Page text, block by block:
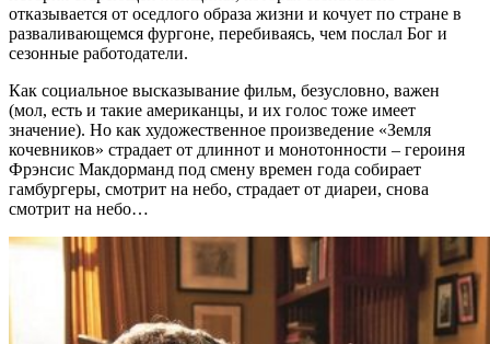
отказывается от оседлого образа жизни и кочует по стране в
разваливающемся фургоне, перебиваясь, чем послал Бог и
сезонные работодатели.
Как социальное высказывание фильм, безусловно, важен
(мол, есть и такие американцы, и их голос тоже имеет
значение). Но как художественное произведение «Земля
кочевников» страдает от длиннот и монотонности – героиня
Фрэнсис Макдорманд под смену времен года собирает
гамбургеры, смотрит на небо, страдает от диареи, снова
смотрит на небо…